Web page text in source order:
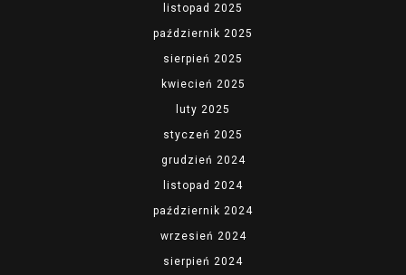
listopad 2025
październik 2025
sierpień 2025
kwiecień 2025
luty 2025
styczeń 2025
grudzień 2024
listopad 2024
październik 2024
wrzesień 2024
sierpień 2024